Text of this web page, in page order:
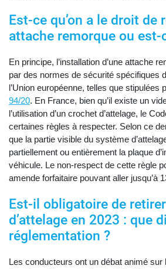
Est-ce qu’on a le droit de
attache remorque ou
En principe, l’installation d’une attache
par des normes de sécurité spécifiques
l’Union européenne, telles que stipulées
94/20. En France, bien qu’il existe un
l’utilisation d’un crochet d’attelage, le
certaines règles à respecter. Selon ce
que la partie visible du système
partiellement ou entièrement la plaque
véhicule. Le non-respect de cette règle
amende forfaitaire pouvant aller jusqu’à
Est-il obligatoire de
d’attelage en 2023 : que
réglementation ?
Les conducteurs ont un débat animé sur